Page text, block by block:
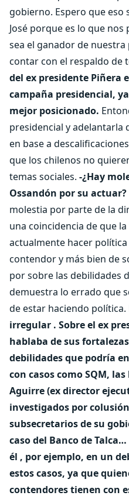
gobierno. Espero que eso
José porque es lo que
sea el ganador de
contar con el respaldo de
del ex presidente Piñera
campaña presidencial,
mejor posicionado.
presidencial y adelantarla
en base a
que los chilenos no
temas sociales. -¿Hay
Ossandón por su actuar?
molestia por parte de la
una coincidencia de que
actualmente hacer
contendor y más bien de
por sobre las debilidades
demuestra lo errado que
de estar haciendo política.
irregular . Sobre el ex
hablaba de sus
debilidades que podría
con casos como SQM,
Aguirre (ex director
investigados por
subsecretarios de su
caso del Banco de
él , por ejemplo, en un
estos casos, ya que
contendores tienen con